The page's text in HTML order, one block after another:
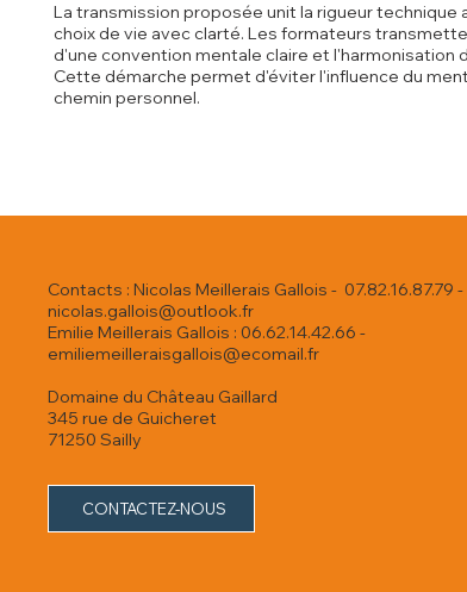
La transmission proposée unit la rigueur
choix de vie avec clarté. Les formateurs
d'une convention mentale claire et l'harmonisation
Cette démarche permet d'éviter l'influence du
chemin personnel.
Contacts : Nicolas Meillerais Gallois - 07.82.16.87.79 -
nicolas.gallois@outlook.fr
Emilie Meillerais Gallois : 06.62.14.42.66 -
emiliemeilleraisgallois@ecomail.fr
Domaine du Château Gaillard
345 rue de Guicheret
71250 Sailly
CONTACTEZ-NOUS